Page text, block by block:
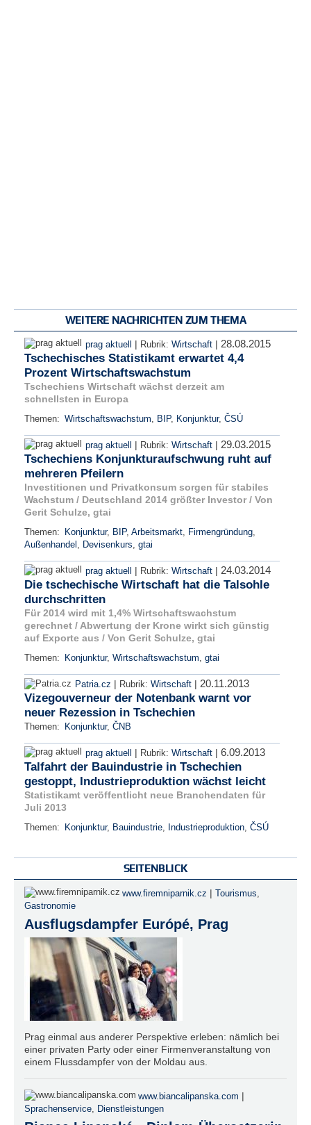
WEITERE NACHRICHTEN ZUM THEMA
prag aktuell | Rubrik: Wirtschaft | 28.08.2015
Tschechisches Statistikamt erwartet 4,4
Prozent Wirtschaftswachstum
Tschechiens Wirtschaft wächst derzeit am
schnellsten in Europa
Themen: Wirtschaftswachstum BIP, Konjunktur, ČSÚ
prag aktuell | Rubrik: Wirtschaft | 29.03.2015
Tschechiens Konjunkturaufschwung ruht auf
mehreren Pfeilern
Investitionen und Privatkonsum sorgen für stabiles
Wachstum / Deutschland 2014 größter Investor / Von
Gerit Schulze, gtai
Themen: Konjunktur, BIP, Arbeitsmarkt Firmengründung
Außenhandel
Devisenkurs gtai
prag aktuell | Rubrik: Wirtschaft | 24.03.2014
Die tschechische Wirtschaft hat die Talsohle
durchschritten
Für 2014 wird mit 1,4% Wirtschaftswachstum
gerechnet / Abwertung der Krone wirkt sich günstig
auf Exporte aus / Von Gerit Schulze, gtai
Themen: Konjunktur, Wirtschaftswachstum gtai
Patria.cz | Rubrik: Wirtschaft | 20.11.2013
Vizegouverneur der Notenbank warnt vor
neuer Rezession in Tschechien
Themen: Konjunktur, ČNB
prag aktuell | Rubrik: Wirtschaft | 6.09.2013
Talfahrt der Bauindustrie in Tschechien
gestoppt, Industrieproduktion wächst leicht
Statistikamt veröffentlicht neue Branchendaten für
Juli 2013
Themen: Konjunktur, Bauindustrie Industrieproduktion ČSÚ
SEITENBLICK
www.firemniparnik.cz | Tourismus
Gastronomie
Ausflugsdampfer Európé, Prag
Prag einmal aus anderer Perspektive erleben: nämlich bei
einer privaten Party oder einer Firmenveranstaltung von
einem Flussdampfer von der Moldau aus.
www.biancalipanska.com |
Sprachenservice Dienstleistungen